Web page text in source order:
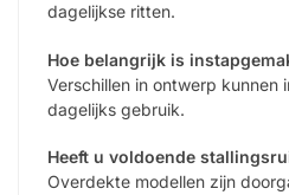
dagelijkse ritten.
Hoe belangrijk is
Verschillen in ontwerp kunnen
dagelijks gebruik.
Heeft u voldoende
Overdekte modellen zijn